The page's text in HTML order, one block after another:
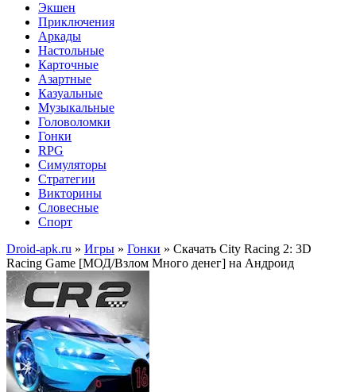
Экшен
Приключения
Аркады
Настольные
Карточные
Азартные
Казуальные
Музыкальные
Головоломки
Гонки
RPG
Симуляторы
Стратегии
Викторины
Словесные
Спорт
Droid-apk.ru » Игры » Гонки » Скачать City Racing 2: 3D
Racing Game [МОД/Взлом Много денег] на Андроид